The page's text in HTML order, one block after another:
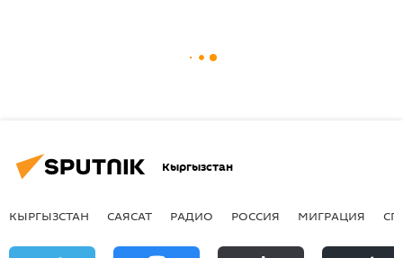
Кыргызстан
КЫРГЫЗСТАН САЯСАТ РАДИО РОССИЯ МИГРАЦИЯ